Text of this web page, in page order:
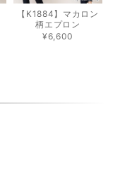
【K1884】マカロン
柄エプロン
¥6,600